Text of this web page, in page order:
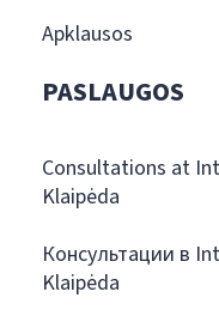
Apklausos
PASLAUGOS
Consultations at
Klaipėda
Консультации в
Klaipėda